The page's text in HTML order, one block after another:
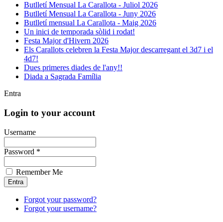
Butlletí Mensual La Carallota - Juliol 2026
Butlletí Mensual La Carallota - Juny 2026
Butlletí mensual La Carallota - Maig 2026
Un inici de temporada sòlid i rodat!
Festa Major d'Hivern 2026
Els Carallots celebren la Festa Major descarregant el 3d7 i el
4d7!
Dues primeres diades de l'any!!
Diada a Sagrada Família
Entra
Login to your account
Username
Password *
Remember Me
Forgot your password?
Forgot your username?